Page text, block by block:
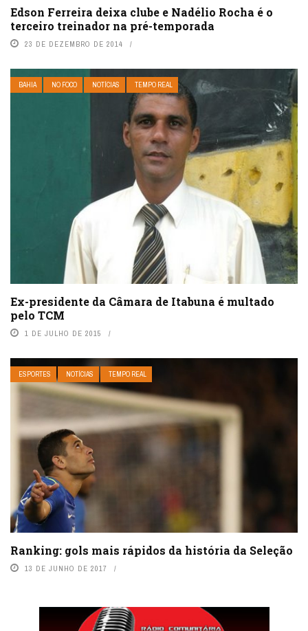
Edson Ferreira deixa clube e Nadélio Rocha é o
terceiro treinador na pré-temporada
23 DE DEZEMBRO DE 2014
BAHIA NO FOCO NOTÍCIAS TEMPO REAL
Ex-presidente da Câmara de Itabuna é multado
pelo TCM
1 DE JULHO DE 2015
ESPORTES NOTÍCIAS TEMPO REAL
Ranking: gols mais rápidos da história da Seleção
13 DE JUNHO DE 2017